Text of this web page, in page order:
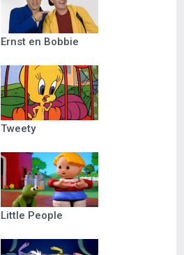
Ernst en Bobbie
Tweety
Little People